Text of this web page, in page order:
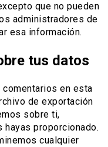
que no pueden
administradores de
esa información.
tus datos
comentarios en esta
de exportación
sobre ti,
hayas proporcionado.
cualquier